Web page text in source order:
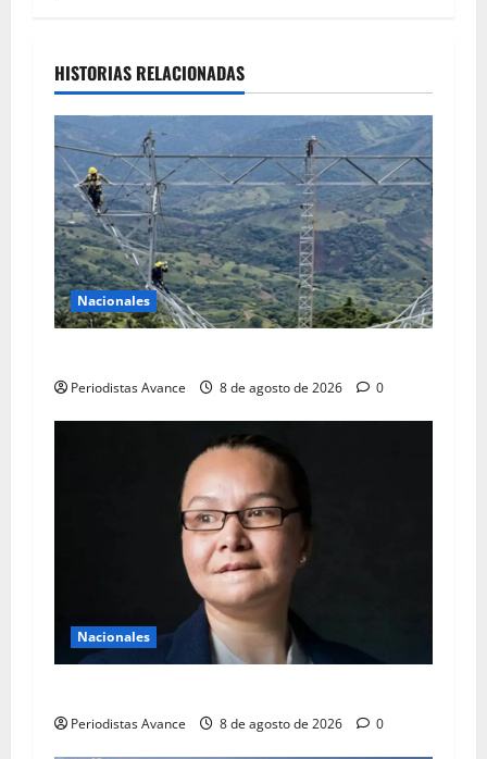
HISTORIAS RELACIONADAS
Nacionales
Periodistas Avance 8 de agosto de 2026 0
Nacionales
Periodistas Avance 8 de agosto de 2026 0